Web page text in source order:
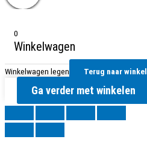
0
Winkelwagen
Winkelwagen legen Terug naar winkel
Ga verder met winkelen